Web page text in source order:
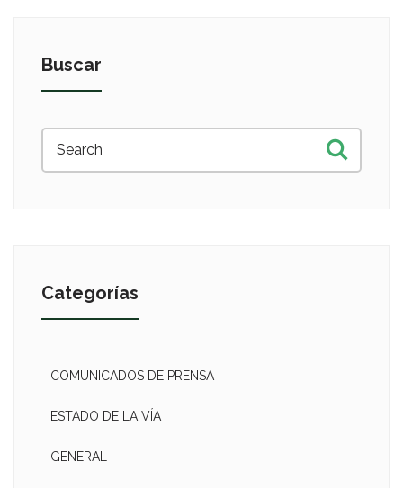
Buscar
Categorías
COMUNICADOS DE PRENSA
ESTADO DE LA VÍA
GENERAL